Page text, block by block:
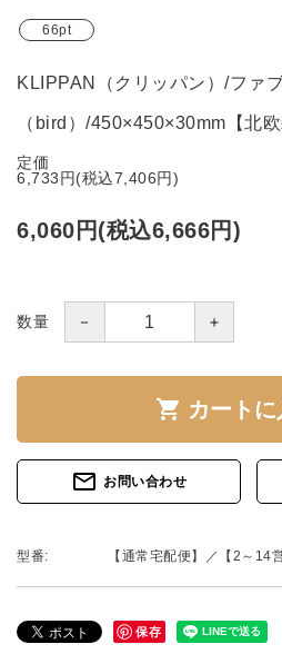
66pt
KLIPPAN（クリッパン）/ファ
（bird）/450×450×30mm【北欧
定価
6,733円(税込7,406円)
6,060円(税込6,666円)
数量 － ＋
shopping_cart カートに
mail_outline お問い合わせ
型番: 【通常宅配便】／【2～14
保存